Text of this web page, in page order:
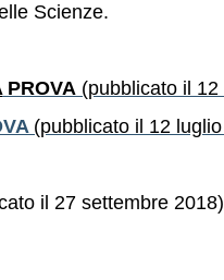
Scienze.
PROVA (pubblicato il
(pubblicato il 12
il 27 settembre 2018)